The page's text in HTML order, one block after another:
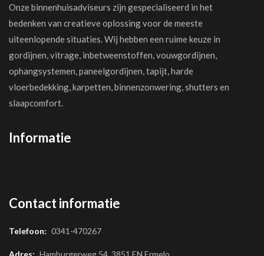
Onze binnenhuisadviseurs zijn gespecialiseerd in het
bedenken van creatieve oplossing voor de meeste
uiteenlopende situaties. Wij hebben een ruime keuze in
gordijnen, vitrage, inbetweenstoffen, vouwgordijnen,
ophangsystemen, paneelgordijnen, tapijt, harde
vloerbedekking, karpetten, binnenzonwering, shutters en
slaapcomfort.
Informatie
Contact informatie
Telefoon: 0341-470267
Adres: Hamburgerweg 54, 3851 EN Ermelo